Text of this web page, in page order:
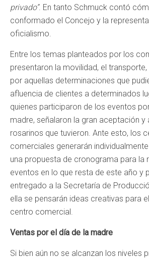
privado”. En tanto Schmuck contó
conformado el Concejo y la
oficialismo.
Entre los temas planteados por los
presentaron la movilidad, el
por aquellas determinaciones que
afluencia de clientes a determinados
quienes participaron de los eventos
madre, señalaron la gran aceptación y
rosarinos que tuvieron. Ante esto, los
comerciales generarán
una propuesta de cronograma para la
eventos en lo que resta de este año y
entregado a la Secretaría de
ella se pensarán ideas creativas para
centro comercial.
Ventas por el día de la madre
Si bien aún no se alcanzan los niveles